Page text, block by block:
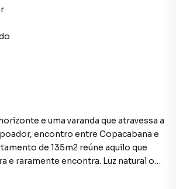
e uma varanda que atravessa a
encontro entre Copacabana e
de 135m2 reúne aquilo que
e raramente encontra. Luz natural o